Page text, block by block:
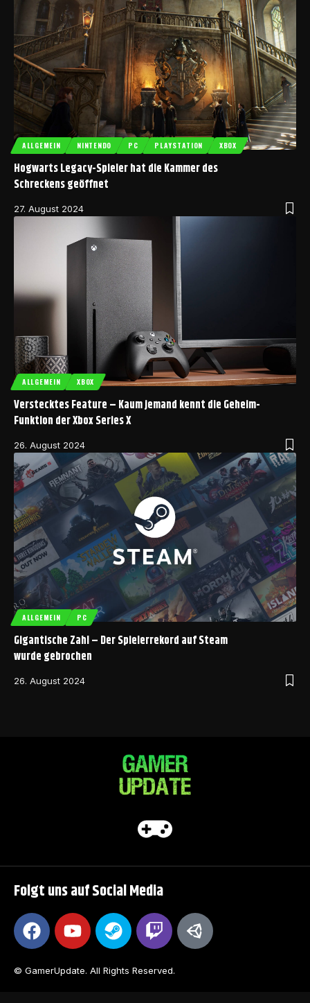
ALLGEMEIN NINTENDO PC PLAYSTATION XBOX
Hogwarts Legacy-Spieler hat die Kammer des
Schreckens geöffnet
27. August 2024
ALLGEMEIN XBOX
Verstecktes Feature – Kaum jemand kennt die Geheim-
Funktion der Xbox Series X
26. August 2024
ALLGEMEIN PC
Gigantische Zahl – Der Spielerrekord auf Steam
wurde gebrochen
26. August 2024
Folgt uns auf Social Media
© GamerUpdate. All Rights Reserved.